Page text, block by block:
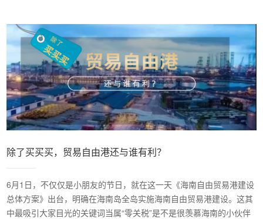
除了买买买，贸易自由港还与谁有利？
6月1日，不仅仅是小朋友的节日，就在这一天《海南自由贸易港建设
总体方案》出台，明确在海南岛全岛实施海南自由贸易港建设。这其
中最吸引大家目光的关键词当属“零关税”是不是很羡慕海南的小伙伴